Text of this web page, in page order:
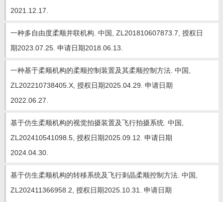
2021.12.17.
一种多自由度柔顺并联机构. 中国, ZL201810607873.7, 授权日
期2023.07.25. 申请日期2018.06.13.
一种基于柔顺机构的柔顺控制装置及其柔顺控制方法. 中国,
ZL202210738405.X, 授权日期2025.04.29. 申请日期
2022.06.27.
基于仿生柔顺机构的视觉拍摄装置及飞行拍摄系统. 中国,
ZL202410541098.5, 授权日期2025.09.12. 申请日期
2024.04.30.
基于仿生柔顺机构的转移系统及飞行刺晶柔顺控制方法. 中国,
ZL202411366958.2, 授权日期2025.10.31. 申请日期